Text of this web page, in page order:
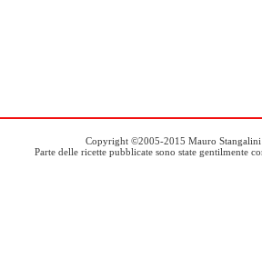
Copyright ©2005-2015 Mauro
Parte delle ricette pubblicate sono state gentilmente